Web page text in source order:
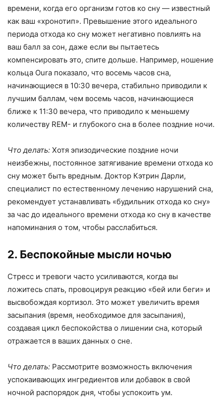
времени, когда его организм готов ко сну — известный
как ваш «хронотип». Превышение этого идеального
периода отхода ко сну может негативно повлиять на
ваш балл за сон, даже если вы пытаетесь
компенсировать это, спите дольше. Например, ношение
кольца Oura показало, что восемь часов сна,
начинающиеся в 10:30 вечера, стабильно приводили к
лучшим баллам, чем восемь часов, начинающиеся
ближе к 11:30 вечера, что приводило к меньшему
количеству REM- и глубокого сна в более поздние ночи.
Что делать: Хотя эпизодические поздние ночи
неизбежны, постоянное затягивание времени отхода ко
сну может быть вредным. Доктор Кэтрин Дарли,
специалист по естественному лечению нарушений сна,
рекомендует устанавливать «будильник отхода ко сну»
за час до идеального времени отхода ко сну в качестве
напоминания о том, чтобы расслабиться.
2. Беспокойные мысли ночью
Стресс и тревоги часто усиливаются, когда вы
ложитесь спать, провоцируя реакцию «бей или беги» и
высвобождая кортизол. Это может увеличить время
засыпания (время, необходимое для засыпания),
создавая цикл беспокойства о лишении сна, который
отражается в ваших данных о сне.
Что делать: Рассмотрите возможность включения
успокаивающих ингредиентов или добавок в свой
ночной распорядок дня, чтобы успокоить ум.